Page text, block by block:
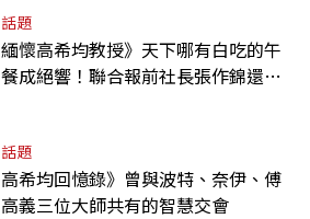
話題
緬懷高希均教授》天下哪有白吃的午
餐成絕響！聯合報前社長張作錦還原
話題
高希均回憶錄》曾與波特、奈伊、傅
高義三位大師共有的智慧交會